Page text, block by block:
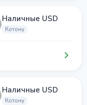
Наличные USD
Котону
Наличные USD
Котону